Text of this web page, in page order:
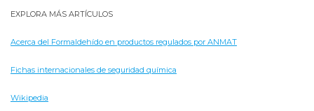
EXPLORA MÁS ARTÍCULOS
Acerca del Formaldehído en productos regulados por ANMAT
Fichas internacionales de seguridad química
Wikipedia